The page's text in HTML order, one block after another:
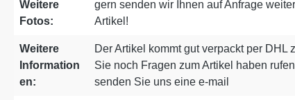
Weitere
Fotos:
gern senden wir Ihnen auf Anfrage
Artikel!
Weitere
Information
en:
Der Artikel kommt gut verpackt per DHL
Sie noch Fragen zum Artikel haben
senden Sie uns eine e-mail